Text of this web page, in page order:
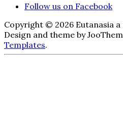
Follow us on Facebook
Copyright © 2026 Eutanasia a
Design and theme by
Templates.